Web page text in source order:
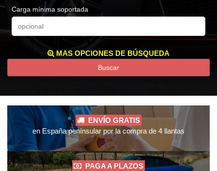
Carga mínima soportada
MAS OPCIONES DE BÚSQUEDA
Buscar
ENVÍO GRATIS
en España penínsular por la compra de 4 llantas
PAGA A PLAZOS